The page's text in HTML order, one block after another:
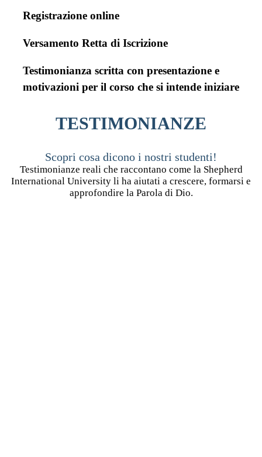
Registrazione online
Versamento Retta di Iscrizione
Testimonianza scritta con presentazione e
motivazioni per il corso che si intende iniziare
TESTIMONIANZE
Scopri cosa dicono i nostri studenti!
Testimonianze reali che raccontano come la Shepherd
International University li ha aiutati a crescere, formarsi e
approfondire la Parola di Dio.